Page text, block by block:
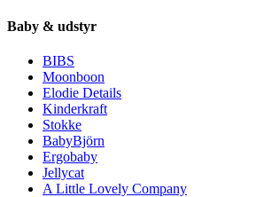
Baby & udstyr
BIBS
Moonboon
Elodie Details
Kinderkraft
Stokke
BabyBjörn
Ergobaby
Jellycat
A Little Lovely Company